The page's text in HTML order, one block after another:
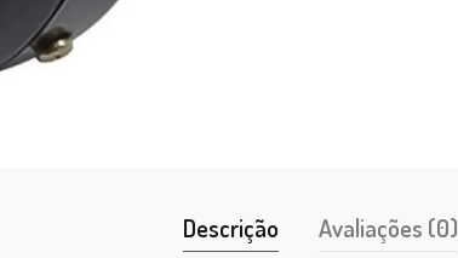
Descrição Avaliações (0)